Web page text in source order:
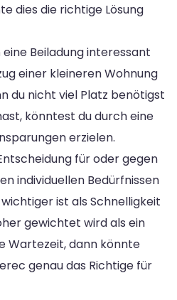
dies die richtige Lösung
Beiladung interessant
einer kleineren Wohnung
du nicht viel Platz benötigst
könntest du durch eine
erzielen.
für oder gegen
individuellen Bedürfnissen
ist als Schnelligkeit
gewichtet wird als ein
Wartezeit, dann könnte
genau das Richtige für